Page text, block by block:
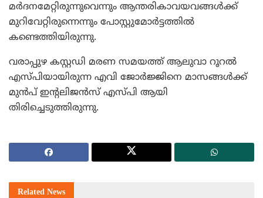
മര്‍ദനമേറ്റിരുന്നുവെന്നും ആന്തരികാവയവങ്ങള്‍ക്ക്
മുറിവേറ്റിരുന്നെന്നും പോസ്റ്റുമോര്‍ട്ടത്തില്‍
കണ്ടെത്തിയിരുന്നു.
വരാപ്പുഴ കസ്റ്റഡി മരണ സമയത്ത് ആലുവാ റൂറല്‍
എസ്പിയായിരുന്ന എവി ജോര്‍ജ്ജിനെ മാസങ്ങള്‍ക്ക്
മുന്‍പ് ഇന്റലിജന്‍സ് എസ്പി ആയി
തിരിച്ചെടുത്തിരുന്നു.
Related News